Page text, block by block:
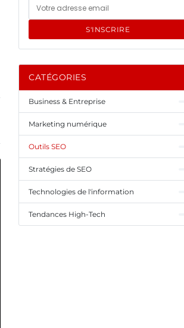
S'INSCRIRE
CATÉGORIES
Business & Entreprise
Marketing numérique
Outils SEO
Stratégies de SEO
Technologies de l'information
Tendances High-Tech